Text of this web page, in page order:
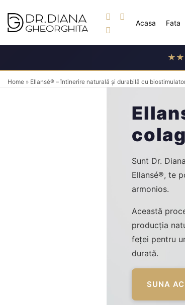
to
content
Acasa Fata
Home » Ellansé® – întinerire naturală și durabilă cu
Sunt Dr.
Ellansé®, te
armonios.
Această
producția
feței pentru
durată.
SUNA